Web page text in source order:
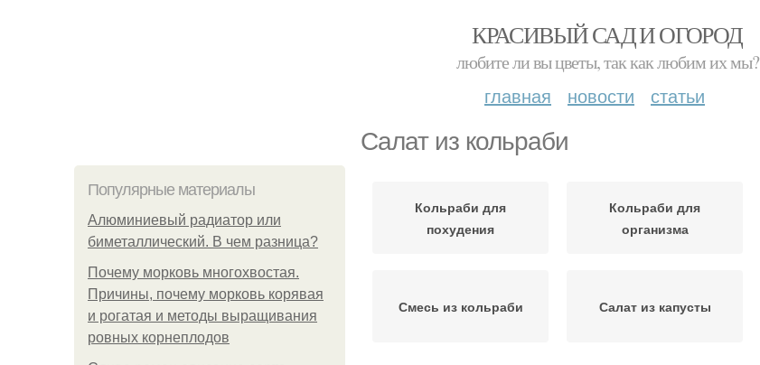
КРАСИВЫЙ САД И ОГОРОД
любите ли вы цветы, так как любим их мы?
главная новости статьи
Салат из кольраби
Популярные материалы
Алюминиевый радиатор или
биметаллический. В чем разница?
Почему морковь многохвостая.
Причины, почему морковь корявая
и рогатая и методы выращивания
ровных корнеплодов
Кольраби для
похудения
Кольраби для
организма
Смесь из кольраби Салат из капусты